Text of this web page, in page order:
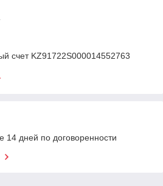
счет KZ91722S000014552763
14 дней по договоренности